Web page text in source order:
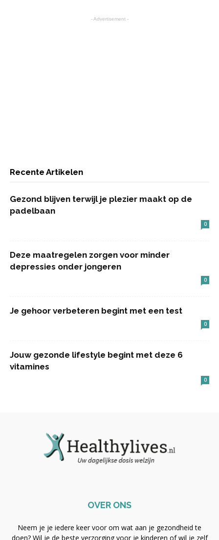
- Advertisement -
Recente Artikelen
Gezond blijven terwijl je plezier maakt op de
padelbaan
0
Deze maatregelen zorgen voor minder
depressies onder jongeren
0
Je gehoor verbeteren begint met een test
0
Jouw gezonde lifestyle begint met deze 6
vitamines
0
OVER ONS
Neem je je iedere keer voor om wat aan je gezondheid te
doen? Wil je de beste verzorging voor je kinderen of wil je zelf